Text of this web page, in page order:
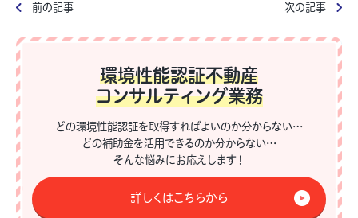
前の記事 次の記事
環境性能認証不動産
コンサルティング業務
どの環境性能認証を取得すればよいのか分からない…
どの補助金を活用できるのか分からない…
そんな悩みにお応えします！
詳しくはこちらから